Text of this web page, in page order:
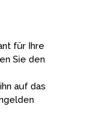
für Ihre
Sie den
auf das